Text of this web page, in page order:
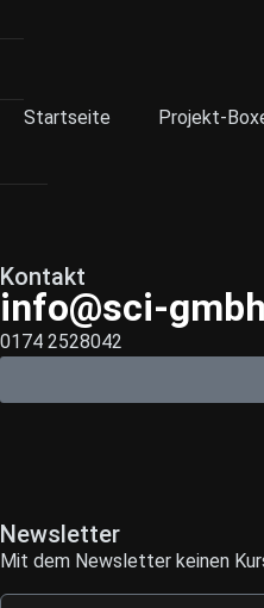
Startseite Projekt-
Kontakt
info@sci-
0174 2528042
Newsletter
Mit dem Newsletter keinen